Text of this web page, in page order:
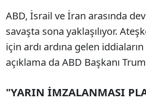
ABD, İsrail ve İran arasında
savaşta sona yaklaşılıyor.
için ardı ardına gelen
açıklama da ABD Başkanı
"YARIN İMZALANMASI